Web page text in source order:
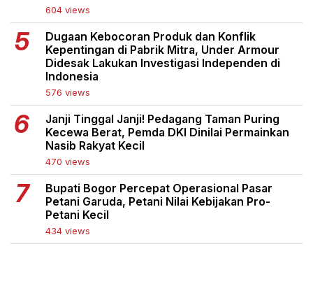
604 views
Dugaan Kebocoran Produk dan Konflik
Kepentingan di Pabrik Mitra, Under Armour
Didesak Lakukan Investigasi Independen di
Indonesia
576 views
Janji Tinggal Janji! Pedagang Taman Puring
Kecewa Berat, Pemda DKI Dinilai Permainkan
Nasib Rakyat Kecil
470 views
Bupati Bogor Percepat Operasional Pasar
Petani Garuda, Petani Nilai Kebijakan Pro-
Petani Kecil
434 views